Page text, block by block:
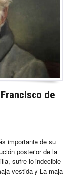
de
importante de su
posterior de la
sufre lo indecible
vestida y La maja